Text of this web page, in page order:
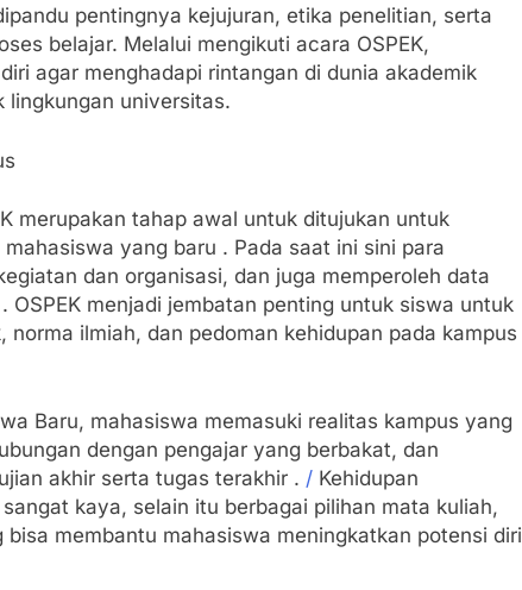
pentingnya kejujuran, etika penelitian, serta
belajar. Melalui mengikuti acara OSPEK,
agar menghadapi rintangan di dunia akademik
lingkungan universitas.
merupakan tahap awal untuk ditujukan untuk
yang baru . Pada saat ini sini para
dan organisasi, dan juga memperoleh data
menjadi jembatan penting untuk siswa untuk
ilmiah, dan pedoman kehidupan pada kampus
Baru, mahasiswa memasuki realitas kampus yang
dengan pengajar yang berbakat, dan
akhir serta tugas terakhir . / Kehidupan
kaya, selain itu berbagai pilihan mata kuliah,
membantu mahasiswa meningkatkan potensi diri